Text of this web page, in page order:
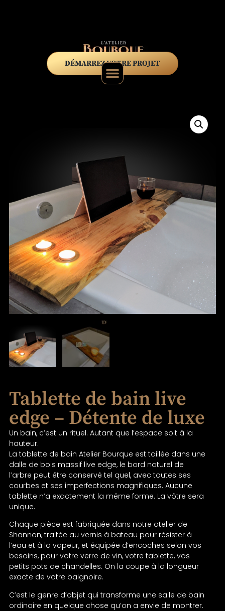
DÉMARREZ VOTRE PROJET
Tablette de bain live
edge – Détente de luxe
Un bain, c’est un rituel. Autant que l’espace soit à la
hauteur.
La tablette de bain Atelier Bourque est taillée dans une
dalle de bois massif live edge, le bord naturel de
l’arbre peut être conservé tel quel, avec toutes ses
courbes et ses imperfections magnifiques. Aucune
tablette n’a exactement la même forme. La vôtre sera
unique.
Chaque pièce est fabriquée dans notre atelier de
Shannon, traitée au vernis à bateau pour résister à
l’eau et à la vapeur, et équipée d’encoches selon vos
besoins, pour votre verre de vin, votre tablette, vos
petits pots de chandelles. On la coupe à la longueur
exacte de votre baignoire.
C’est le genre d’objet qui transforme une salle de bain
ordinaire en quelque chose qu’on a envie de montrer.